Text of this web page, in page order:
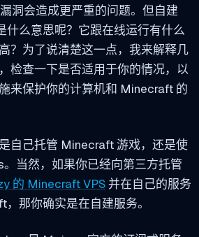
洞会造成更严重的问题。但自建
什么意思呢？它跟在线运行有什么
？为了说清楚这一点，我来解释几
检查一下是否适用于你的情况，以
来保护你的计算机和 Minecraft 的
自己托管 Minecraft 游戏，还是使
当然，如果你已经向第三方托管
的 Minecraft VPS并在自己的服务
那你确实是在自建服务。